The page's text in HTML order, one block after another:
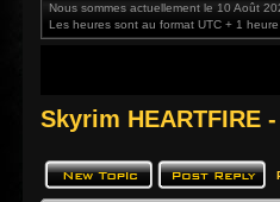
Nous sommes actuellement le 10 Août
Les heures sont au format UTC + 1 heure
Skyrim HEARTFIRE